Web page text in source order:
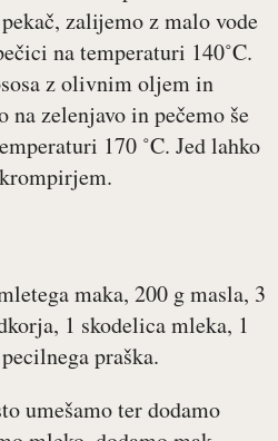
zalijemo z malo vode
na temperaturi 140˚C.
z olivnim oljem in
zelenjavo in pečemo še
170 ˚C. Jed lahko
maka, 200 g masla, 3
1 skodelica mleka, 1
praška.
umešamo ter dodamo